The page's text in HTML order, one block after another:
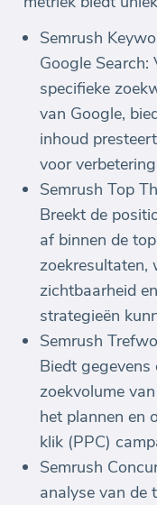
Semrush
Google
specifieke
van Google,
inhoud
voor
Semrush Top
Breekt de
af binnen de
zoekresultaten,
zichtbaarheid
strategieën
Semrush
Biedt gegevens
zoekvolume
het plannen en
klik (PPC)
Semrush
analyse van de